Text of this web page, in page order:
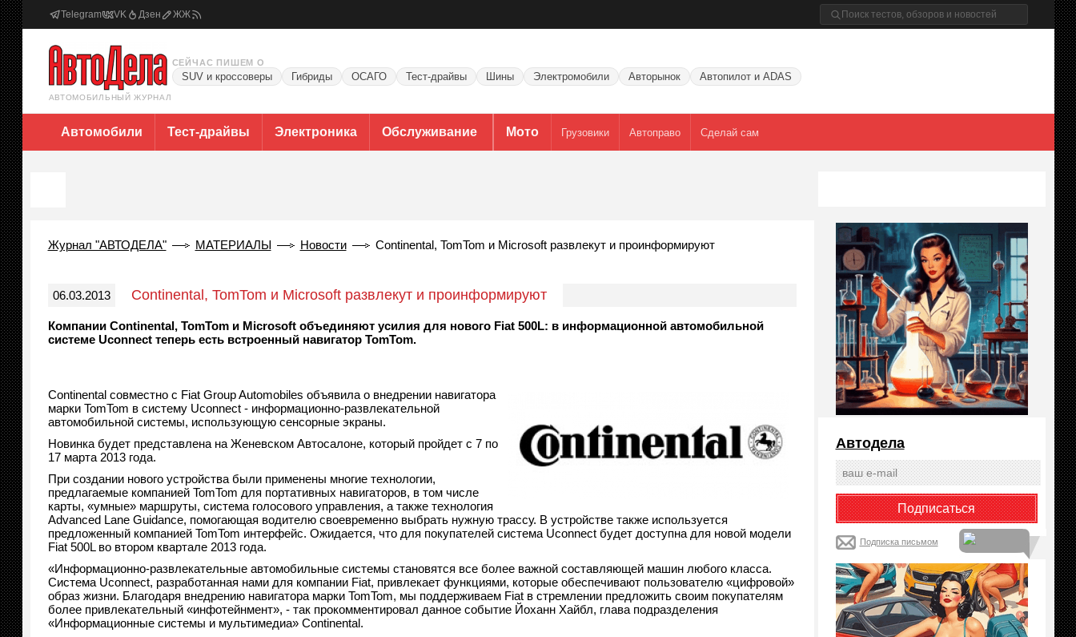
Telegram VK Дзен ЖЖ
АВТОМОБИЛЬНЫЙ ЖУРНАЛ
СЕЙЧАС ПИШЕМ О
SUV и кроссоверы Гибриды ОСАГО Тест-драйвы Шины Электромобили Авторынок Автопилот и ADAS
Автомобили Тест-драйвы Электроника Обслуживание Мото Грузовики Автоправо Сделай сам
Журнал "АВТОДЕЛА" МАТЕРИАЛЫ Новости Continental, TomTom и Microsoft развлекут и проинформируют
06.03.2013 Continental, TomTom и Microsoft развлекут и проинформируют
Компании Continental, TomTom и Microsoft объединяют усилия для нового Fiat 500L: в информационной автомобильной
системе Uconnect теперь есть встроенный навигатор TomTom.
Continental совместно с Fiat Group Automobiles объявила о внедрении навигатора
марки TomTom в систему Uconnect - информационно-развлекательной
автомобильной системы, использующую сенсорные экраны.
Новинка будет представлена на Женевском Автосалоне, который пройдет с 7 по
17 марта 2013 года.
При создании нового устройства были применены многие технологии,
предлагаемые компанией TomTom для портативных навигаторов, в том числе
карты, «умные» маршруты, система голосового управления, а также технология
Advanced Lane Guidance, помогающая водителю своевременно выбрать нужную трассу. В устройстве также используется
предложенный компанией TomTom интерфейс. Ожидается, что для покупателей система Uconnect будет доступна для новой модели
Fiat 500L во втором квартале 2013 года.
«Информационно-развлекательные автомобильные системы становятся все более важной составляющей машин любого класса.
Система Uconnect, разработанная нами для компании Fiat, привлекает функциями, которые обеспечивают пользователю «цифровой»
образ жизни. Благодаря внедрению навигатора марки TomTom, мы поддерживаем Fiat в стремлении предложить своим покупателям
более привлекательный «инфотейнмент», - так прокомментировал данное событие Йоханн Хайбл, глава подразделения
«Информационные системы и мультимедиа» Continental.
Автодела
Подписка письмом